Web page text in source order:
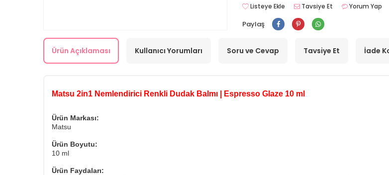
Listeye Ekle Tavsiye Et Yorum Yap
Paylaş
Ürün Açıklaması Kullanıcı Yorumları Soru ve Cevap Tavsiye Et İade
Matsu 2in1 Nemlendirici Renkli Dudak Balmı | Espresso Glaze 10 ml
Ürün Markası:
Matsu
Ürün Boyutu:
10 ml
Ürün Faydaları: